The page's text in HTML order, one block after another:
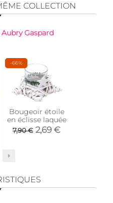
COLLECTION
Gaspard
-66%
Bougeoir étoile
en éclisse laquée
7,90 € 2,69 €